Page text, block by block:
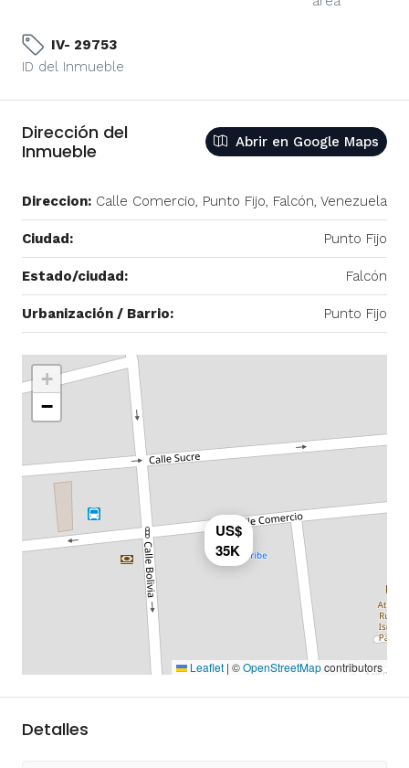
IV- 29753
ID del Inmueble
Dirección del
Inmueble
Abrir en Google Maps
Direccion: Calle Comercio, Punto Fijo, Falcón, Venezuela
Ciudad: Punto Fijo
Estado/ciudad: Falcón
Urbanización / Barrio: Punto Fijo
US$
35K
+
−
Leaflet | ©OpenStreetMapcontributors
Detalles